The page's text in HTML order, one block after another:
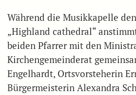
Während die Musikkapelle
„Highland cathedral“
beiden Pfarrer mit den
Kirchengemeinderat
Engelhardt, Ortsvorsteherin
Bürgermeisterin Alexandra